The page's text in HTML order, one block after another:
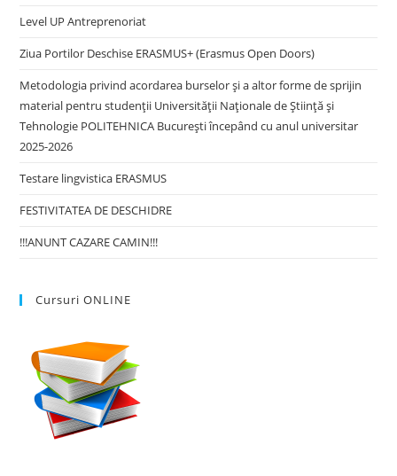
Level UP Antreprenoriat
Ziua Portilor Deschise ERASMUS+ (Erasmus Open Doors)
Metodologia privind acordarea burselor și a altor forme de sprijin
material pentru studenții Universității Naționale de Știință și
Tehnologie POLITEHNICA București începând cu anul universitar
2025-2026
Testare lingvistica ERASMUS
FESTIVITATEA DE DESCHIDRE
!!!ANUNT CAZARE CAMIN!!!
Cursuri ONLINE